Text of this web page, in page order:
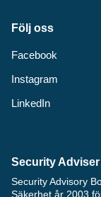
Följ oss
Facebook
Instagram
LinkedIn
Security Adviser
Security Advisory
Säkerhet år 2003